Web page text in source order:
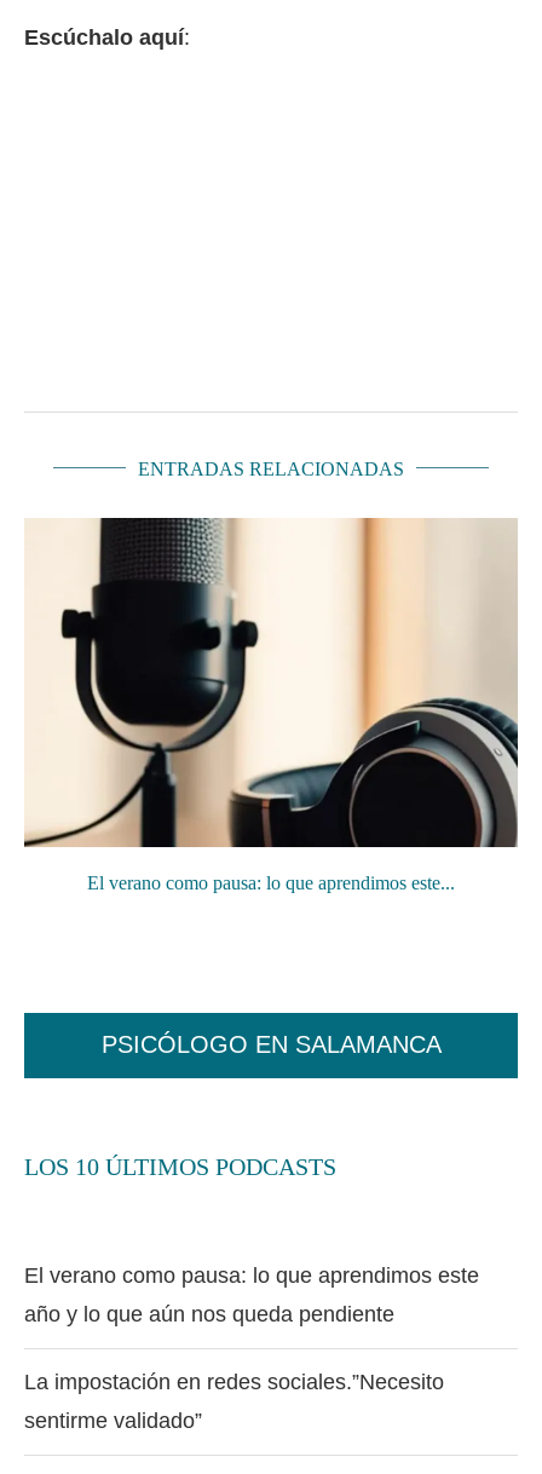
Escúchalo aquí:
ENTRADAS RELACIONADAS
El verano como pausa: lo que aprendimos este...
PSICÓLOGO EN SALAMANCA
LOS 10 ÚLTIMOS PODCASTS
El verano como pausa: lo que aprendimos este
año y lo que aún nos queda pendiente
La impostación en redes sociales.”Necesito
sentirme validado”